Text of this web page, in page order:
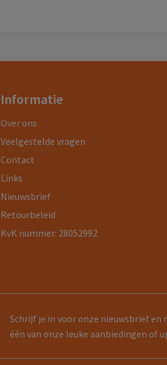
Informatie
Over ons
Veelgestelde vragen
Contact
Links
Nieuwsbrief
Retourbeleid
KvK nummer: 28052992
Schrijf je in voor onze nieuwsbrief en
één van onze leuke aanbiedingen of